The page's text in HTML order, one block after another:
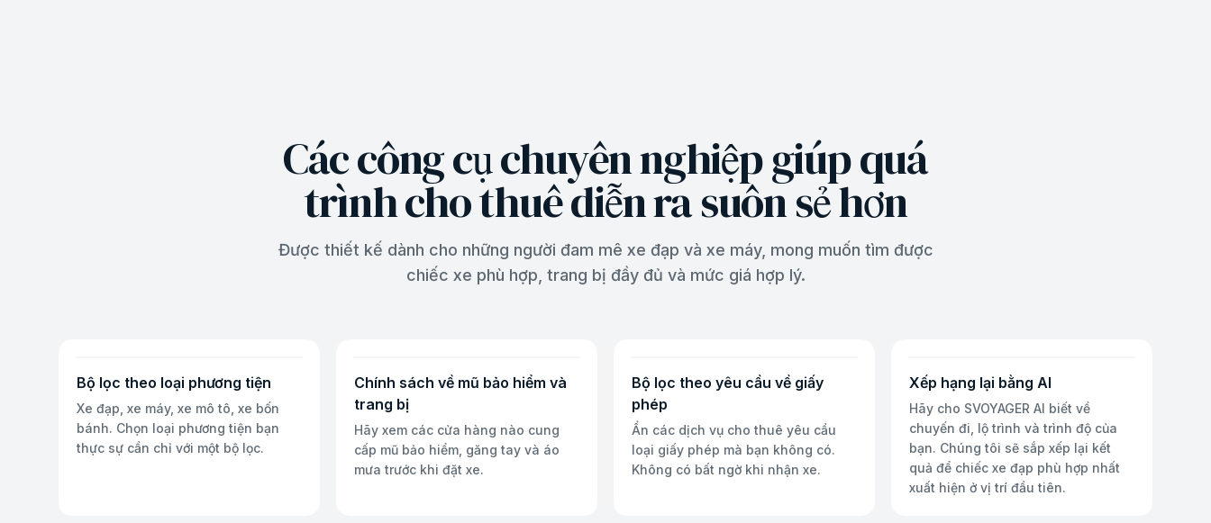
Các công cụ chuyên nghiệp giúp quá
trình cho thuê diễn ra suôn sẻ hơn
Được thiết kế dành cho những người đam mê xe đạp và xe máy, mong muốn tìm được
chiếc xe phù hợp, trang bị đầy đủ và mức giá hợp lý.
Bộ lọc theo loại phương tiện
Xe đạp, xe máy, xe mô tô, xe bốn
bánh. Chọn loại phương tiện bạn
thực sự cần chỉ với một bộ lọc.
Chính sách về mũ bảo hiểm và
trang bị
Hãy xem các cửa hàng nào cung
cấp mũ bảo hiểm, găng tay và áo
mưa trước khi đặt xe.
Bộ lọc theo yêu cầu về giấy
phép
Ẩn các dịch vụ cho thuê yêu cầu
loại giấy phép mà bạn không có.
Không có bất ngờ khi nhận xe.
Xếp hạng lại bằng AI
Hãy cho SVOYAGER AI biết về
chuyến đi, lộ trình và trình độ của
bạn. Chúng tôi sẽ sắp xếp lại kết
quả để chiếc xe đạp phù hợp nhất
xuất hiện ở vị trí đầu tiên.